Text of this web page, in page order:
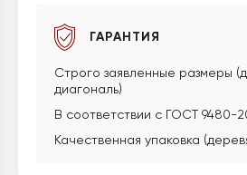
ГАРАНТИЯ
Строго заявленные размеры
диагональ)
В соответствии с ГОСТ 9480-
Качественная упаковка